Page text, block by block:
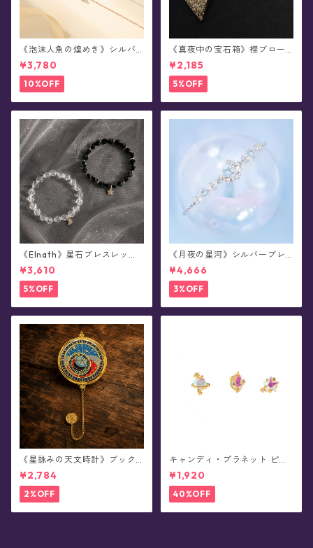
《泡沫人魚の煌めき》シルバ
ーブレスレット
¥3,780
10%OFF
《真夜中の宝石箱》襟ブロー
チ/カラータックピン(2個セッ
ト/全5色)
¥2,185
5%OFF
《Elnath》星石ブレスレット
(全2色)
¥3,610
5%OFF
《月夜の星河》シルバーブレ
スレット
¥4,666
3%OFF
《星詠みの天文時計》ブック
マーカー(全3種)
¥2,784
2%OFF
キャンディ・プラネット ピア
ス
¥1,920
40%OFF